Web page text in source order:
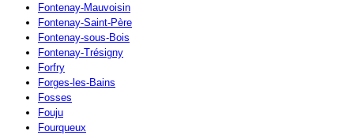
Fontenay-Mauvoisin
Fontenay-Saint-Père
Fontenay-sous-Bois
Fontenay-Trésigny
Forfry
Forges-les-Bains
Fosses
Fouju
Fourqueux